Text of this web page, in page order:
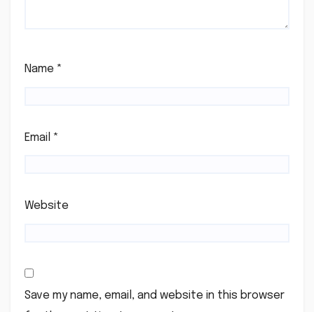
Name *
Email *
Website
Save my name, email, and website in this browser